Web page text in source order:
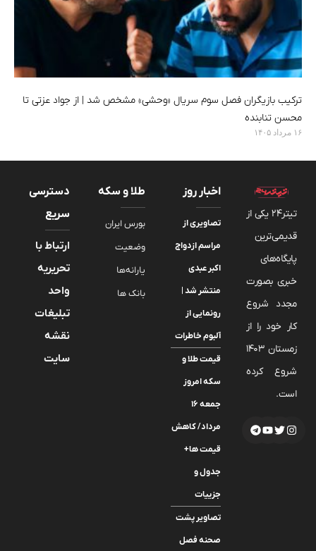
ترکیب بازیگران فصل سوم سریال «وحشی» مشخص شد | از جواد عزتی تا
محسن تنابنده
۱۶ مرداد ۱۴۰۵
تیتر24 یکی از
قدیمی‌ترین
پایگاه‌های
خبری بصورت
مجدد شروع
کار خود را از
زمستان 1403
شروع کرده
است.
اخبار روز
تصاویری از
مراسم ازدواج
اکبر عبدی
منتشر شد |
رونمایی از
آلبوم خاطرات
قیمت طلا و
سکه امروز
جمعه ۱۶
مرداد/ کاهش
قیمت ها+
جدول و
جزییات
تصاویر پشت
صحنه فصل
طلا و سکه
بورس ایران
وضعیت
یارانه‌ها
بانک ها
دسترسی
سریع
ارتباط با
تحریریه
واحد
تبلیغات
نقشه
سایت